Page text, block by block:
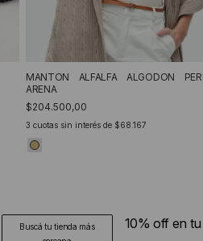
MANTON ALFALFA ALGODON
ARENA
$204.500,00
3 cuotas sin interés de $68.167
Buscá tu tienda más
10% off en